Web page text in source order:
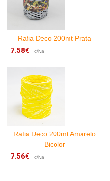
Rafia Deco 200mt Prata
7.58€ c/iva
Rafia Deco 200mt Amarelo
Bicolor
7.56€ c/iva